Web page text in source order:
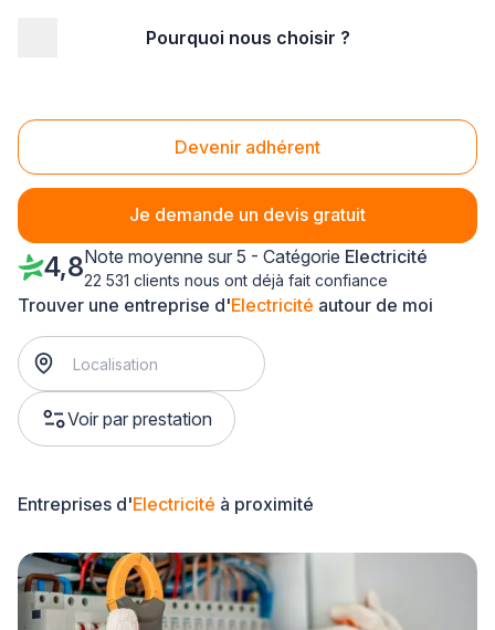
Pourquoi nous choisir ?
Devenir adhérent
Je demande un devis gratuit
Electricité Béziers (34500)
Trouver une entreprise d'Electricité autour de moi
Voir par prestation
4,8Note moyenne sur 5 - Catégorie Electricité
22 531 clients nous ont déjà fait confiance
Entreprises d'Electricité à proximité